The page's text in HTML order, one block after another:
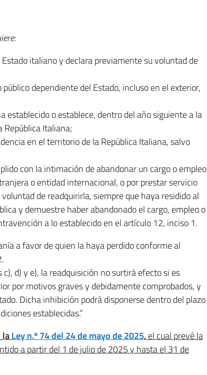
italiano y declara previamente su voluntad de
dependiente del Estado, incluso en el exterior,
establecido o establece, dentro del año siguiente a la
Italiana;
en el territorio de la República Italiana, salvo
con la intimación de abandonar un cargo o empleo
o entidad internacional, o por prestar servicio
de readquirirla, siempre que haya residido al
y demuestre haber abandonado el cargo, empleo o
a lo establecido en el artículo 12, inciso 1.
a favor de quien la haya perdido conforme al
d) y e), la readquisición no surtirá efecto si es
por motivos graves y debidamente comprobados, y
Dicha inhibición podrá disponerse dentro del plazo
establecidas.”
laLey n.º 74 del 24 de mayo de 2025,el cual prevé la
a partir del 1 de julio de 2025 y hasta el 31 de